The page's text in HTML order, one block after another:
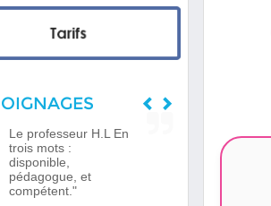
Le professeur H.L En
trois mots :
disponible,
pédagogue, et
compétent."